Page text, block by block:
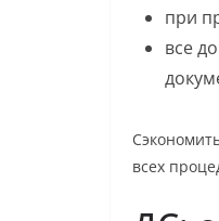
при
все
всех